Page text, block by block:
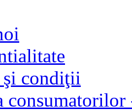
şi condiţii